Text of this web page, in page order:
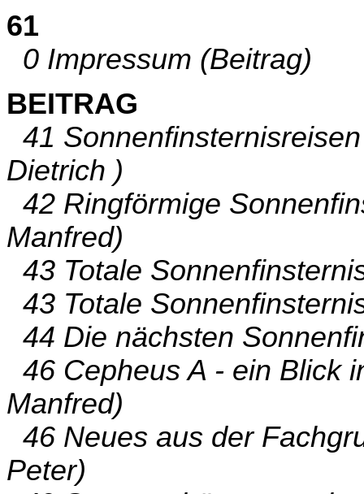
61
0 Impressum (Beitrag)
BEITRAG
41
Dietrich )
42 Ringförmige
Manfred)
43 Totale
43 Totale
44 Die nächsten
46 Cepheus A - ein Blick
Manfred)
46 Neues aus der
Peter)